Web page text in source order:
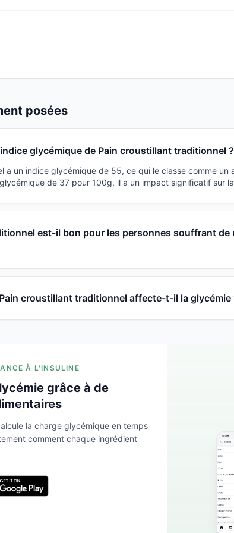
posées
glycémique de Pain croustillant traditionnel ?
a un indice glycémique de 55, ce qui le classe comme un
de 37 pour 100g, il a un impact significatif sur
est-il bon pour les personnes souffrant de
croustillant traditionnel affecte-t-il la glycémie
À L'INSULINE
grâce à de
la charge glycémique en temps
comment chaque ingrédient